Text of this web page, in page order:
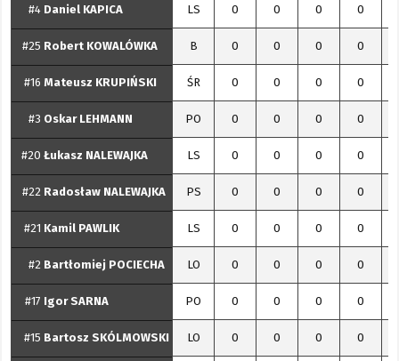
#4 Daniel KAPICA LS 0 0 0 0
#25 Robert KOWALÓWKA B 0 0 0 0
#16 Mateusz KRUPIŃSKI ŚR 0 0 0 0
#3 Oskar LEHMANN PO 0 0 0 0
#20 Łukasz NALEWAJKA LS 0 0 0 0
#22 Radosław NALEWAJKA PS 0 0 0 0
#21 Kamil PAWLIK LS 0 0 0 0
#2 Bartłomiej POCIECHA LO 0 0 0 0
#17 Igor SARNA PO 0 0 0 0
#15 Bartosz SKÓLMOWSKI LO 0 0 0 0